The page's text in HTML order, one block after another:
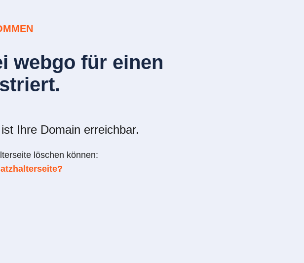
webgo für einen
Ihre Domain erreichbar.
löschen können: